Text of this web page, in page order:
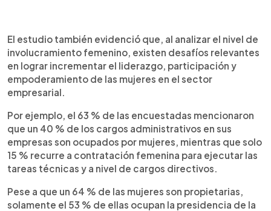
El estudio también evidenció que, al analizar el nivel de
involucramiento femenino, existen desafíos relevantes
en lograr incrementar el liderazgo, participación y
empoderamiento de las mujeres en el sector
empresarial.
Por ejemplo, el 63 % de las encuestadas mencionaron
que un 40 % de los cargos administrativos en sus
empresas son ocupados por mujeres, mientras que solo
15 % recurre a contratación femenina para ejecutar las
tareas técnicas y a nivel de cargos directivos.
Pese a que un 64 % de las mujeres son propietarias,
solamente el 53 % de ellas ocupan la presidencia de la